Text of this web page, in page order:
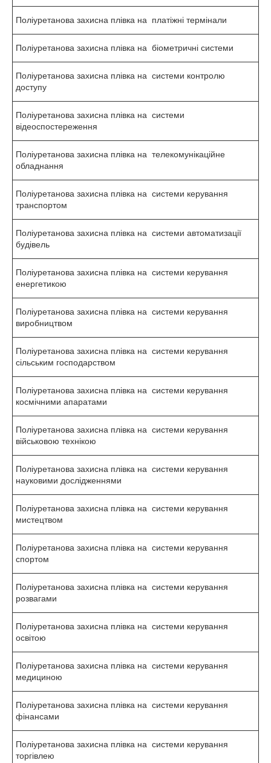
Поліуретанова захисна плівка на платіжні термінали
Поліуретанова захисна плівка на біометричні системи
Поліуретанова захисна плівка на системи контролю
доступу
Поліуретанова захисна плівка на системи
відеоспостереження
Поліуретанова захисна плівка на телекомунікаційне
обладнання
Поліуретанова захисна плівка на системи керування
транспортом
Поліуретанова захисна плівка на системи автоматизації
будівель
Поліуретанова захисна плівка на системи керування
енергетикою
Поліуретанова захисна плівка на системи керування
виробництвом
Поліуретанова захисна плівка на системи керування
сільським господарством
Поліуретанова захисна плівка на системи керування
космічними апаратами
Поліуретанова захисна плівка на системи керування
військовою технікою
Поліуретанова захисна плівка на системи керування
науковими дослідженнями
Поліуретанова захисна плівка на системи керування
мистецтвом
Поліуретанова захисна плівка на системи керування
спортом
Поліуретанова захисна плівка на системи керування
розвагами
Поліуретанова захисна плівка на системи керування
освітою
Поліуретанова захисна плівка на системи керування
медициною
Поліуретанова захисна плівка на системи керування
фінансами
Поліуретанова захисна плівка на системи керування
торгівлею